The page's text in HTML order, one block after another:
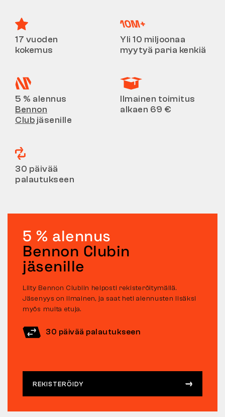
17 vuoden
kokemus
Yli 10 miljoonaa
myytyä paria kenkiä
5 % alennus
Bennon
Club jäsenille
Ilmainen toimitus
alkaen 69 €
30 päivää
palautukseen
5 % alennus
Bennon Clubin
jäsenille
Liity Bennon Clubiin helposti rekisteröitymällä.
Jäsenyys on ilmainen, ja saat heti alennusten lisäksi
myös muita etuja.
30 päivää palautukseen
REKISTERÖIDY